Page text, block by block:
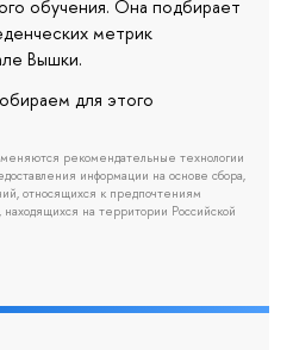
обучения. Она подбирает
метрик
Вышки.
для этого
рекомендательные технологии
информации на основе сбора,
относящихся к предпочтениям
на территории Российской